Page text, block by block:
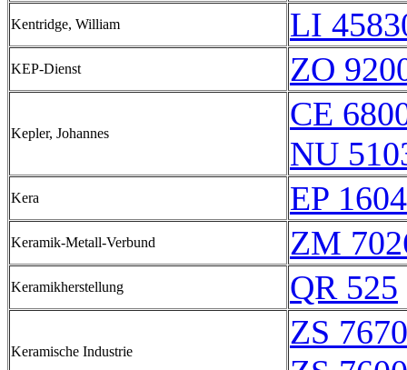
Kentridge, William LI
KEP-Dienst ZO
Kepler, Johannes
CE
NU
Kera EP
Keramik-Metall-Verbund ZM
Keramikherstellung QR 525
Keramische Industrie
ZS 7670